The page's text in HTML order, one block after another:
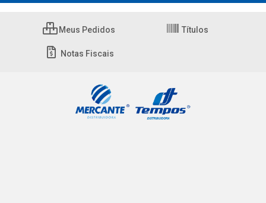
Meus Pedidos Títulos
Notas Fiscais